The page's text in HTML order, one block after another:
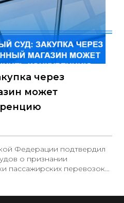
через
может
Федерации подтвердил
о признании
пассажирских перевозок
1 статьи 93